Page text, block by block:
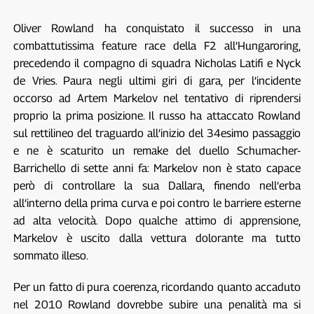
Oliver Rowland ha conquistato il successo in una
combattutissima feature race della F2 all’Hungaroring,
precedendo il compagno di squadra Nicholas Latifi e Nyck
de Vries. Paura negli ultimi giri di gara, per l’incidente
occorso ad Artem Markelov nel tentativo di riprendersi
proprio la prima posizione. Il russo ha attaccato Rowland
sul rettilineo del traguardo all’inizio del 34esimo passaggio
e ne è scaturito un remake del duello Schumacher-
Barrichello di sette anni fa: Markelov non è stato capace
però di controllare la sua Dallara, finendo nell’erba
all’interno della prima curva e poi contro le barriere esterne
ad alta velocità. Dopo qualche attimo di apprensione,
Markelov è uscito dalla vettura dolorante ma tutto
sommato illeso.
Per un fatto di pura coerenza, ricordando quanto accaduto
nel 2010 Rowland dovrebbe subire una penalità ma si